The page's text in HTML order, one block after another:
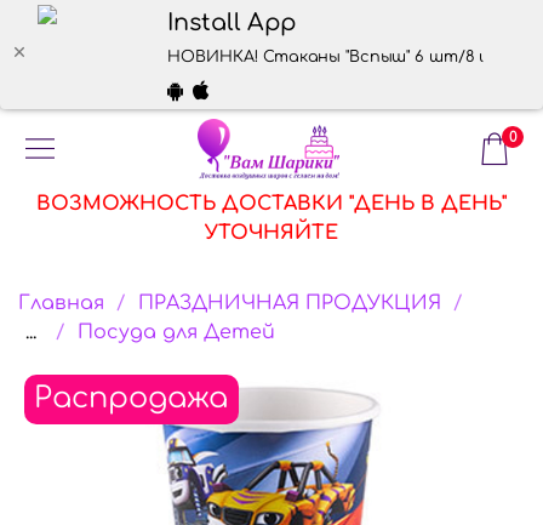
Install App
НОВИНКА! Стаканы "Вспыш" 6 шт/8 шт
0
ВОЗМОЖНОСТЬ ДОСТАВКИ "ДЕНЬ В ДЕНЬ"
УТОЧНЯЙТЕ
Главная
ПРАЗДНИЧНАЯ ПРОДУКЦИЯ
...
Посуда для Детей
Распродажа